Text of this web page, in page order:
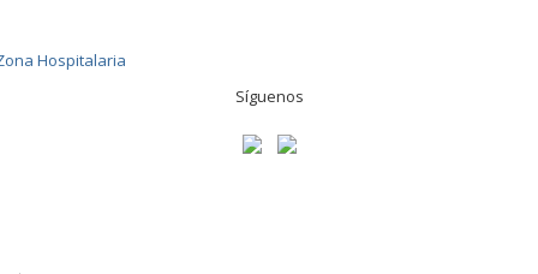
Síguenos